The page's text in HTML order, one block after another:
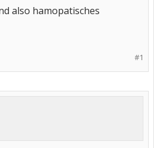
also hamopatisches
#1